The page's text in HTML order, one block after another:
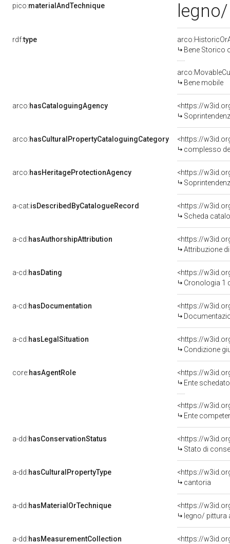
pico:materialAndTechnique
rdf:type
Bene Storico
Bene mobile
arco:hasCataloguingAgency
<https://
arco:hasCulturalPropertyCataloguingCategory
<https://
complesso
arco:hasHeritageProtectionAgency
<https://
a-cat:isDescribedByCatalogueRecord
<https://
Scheda
a-cd:hasAuthorshipAttribution
Attribuzione
a-cd:hasDating
<https://
Cronologia 1
a-cd:hasDocumentation
a-cd:hasLegalSituation
Condizione
core:hasAgentRole
<https://
Ente
<https://
Ente competente per
a-dd:hasConservationStatus
<https://
Stato di
a-dd:hasCulturalPropertyType
<https://
cantoria
a-dd:hasMaterialOrTechnique
<https://
legno/
a-dd:hasMeasurementCollection <https://